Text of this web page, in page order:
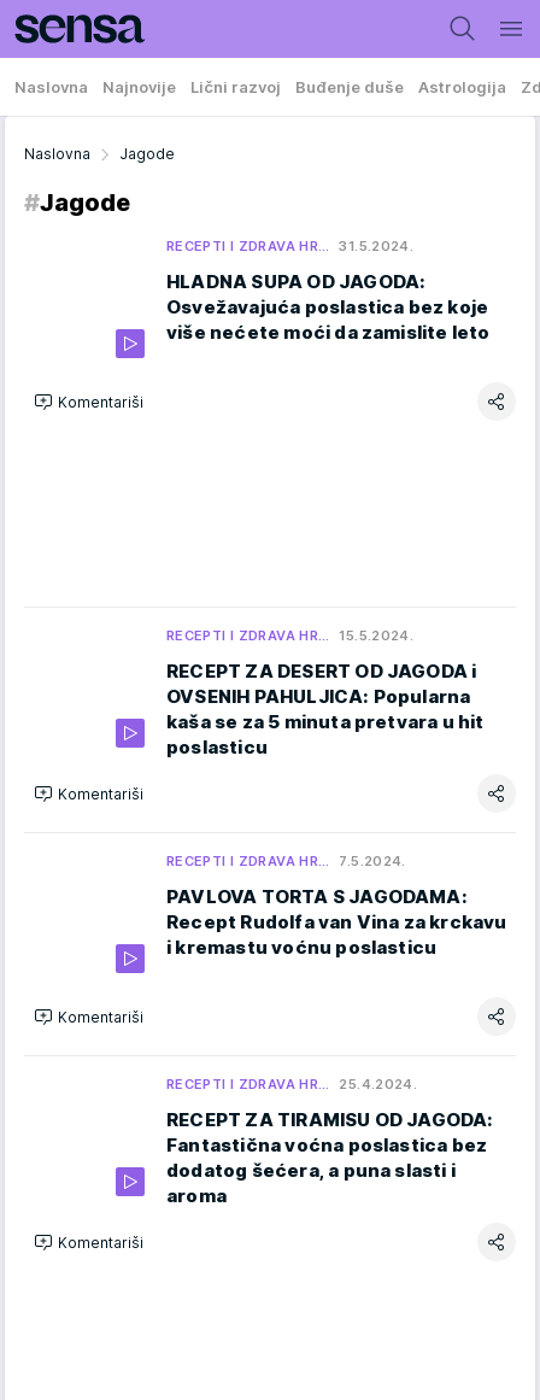
Naslovna Najnovije Lični razvoj Buđenje duše Astrologija
Naslovna Jagode
#Jagode
RECEPTI I ZDRAVA HR… 31.5.2024.
HLADNA SUPA OD JAGODA:
Osvežavajuća poslastica bez koje
više nećete moći da zamislite leto
Komentariši
RECEPTI I ZDRAVA HR… 15.5.2024.
RECEPT ZA DESERT OD JAGODA i
OVSENIH PAHULJICA: Popularna
kaša se za 5 minuta pretvara u hit
poslasticu
Komentariši
RECEPTI I ZDRAVA HR… 7.5.2024.
PAVLOVA TORTA S JAGODAMA:
Recept Rudolfa van Vina za krckavu
i kremastu voćnu poslasticu
Komentariši
RECEPTI I ZDRAVA HR… 25.4.2024.
RECEPT ZA TIRAMISU OD JAGODA:
Fantastična voćna poslastica bez
dodatog šećera, a puna slasti i
aroma
Komentariši